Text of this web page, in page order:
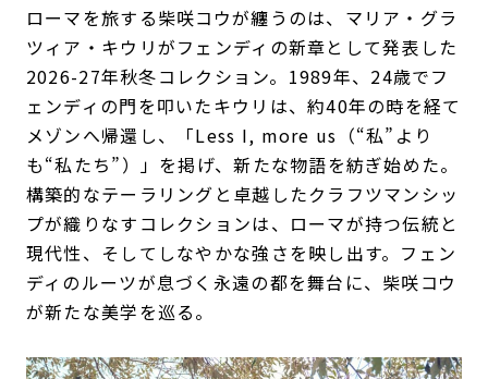
ローマを旅する柴咲コウが纏うのは、マリア・グラ
ツィア・キウリがフェンディの新章として発表した
2026-27年秋冬コレクション。1989年、24歳でフ
ェンディの門を叩いたキウリは、約40年の時を経て
メゾンへ帰還し、「Less I, more us（“私”より
も“私たち”）」を掲げ、新たな物語を紡ぎ始めた。
構築的なテーラリングと卓越したクラフツマンシッ
プが織りなすコレクションは、ローマが持つ伝統と
現代性、そしてしなやかな強さを映し出す。フェン
ディのルーツが息づく永遠の都を舞台に、柴咲コウ
が新たな美学を巡る。